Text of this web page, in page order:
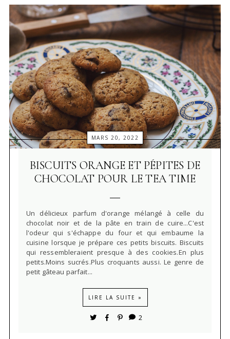
MARS 20, 2022
BISCUITS ORANGE ET PÉPITES DE
CHOCOLAT POUR LE TEA TIME
Un délicieux parfum d'orange mélangé à celle du
chocolat noir et de la pâte en train de cuire...C'est
l'odeur qui s'échappe du four et qui embaume la
cuisine lorsque je prépare ces petits biscuits. Biscuits
qui ressembleraient presque à des cookies.En plus
petits.Moins sucrés.Plus croquants aussi. Le genre de
petit gâteau parfait...
LIRE LA SUITE »
2